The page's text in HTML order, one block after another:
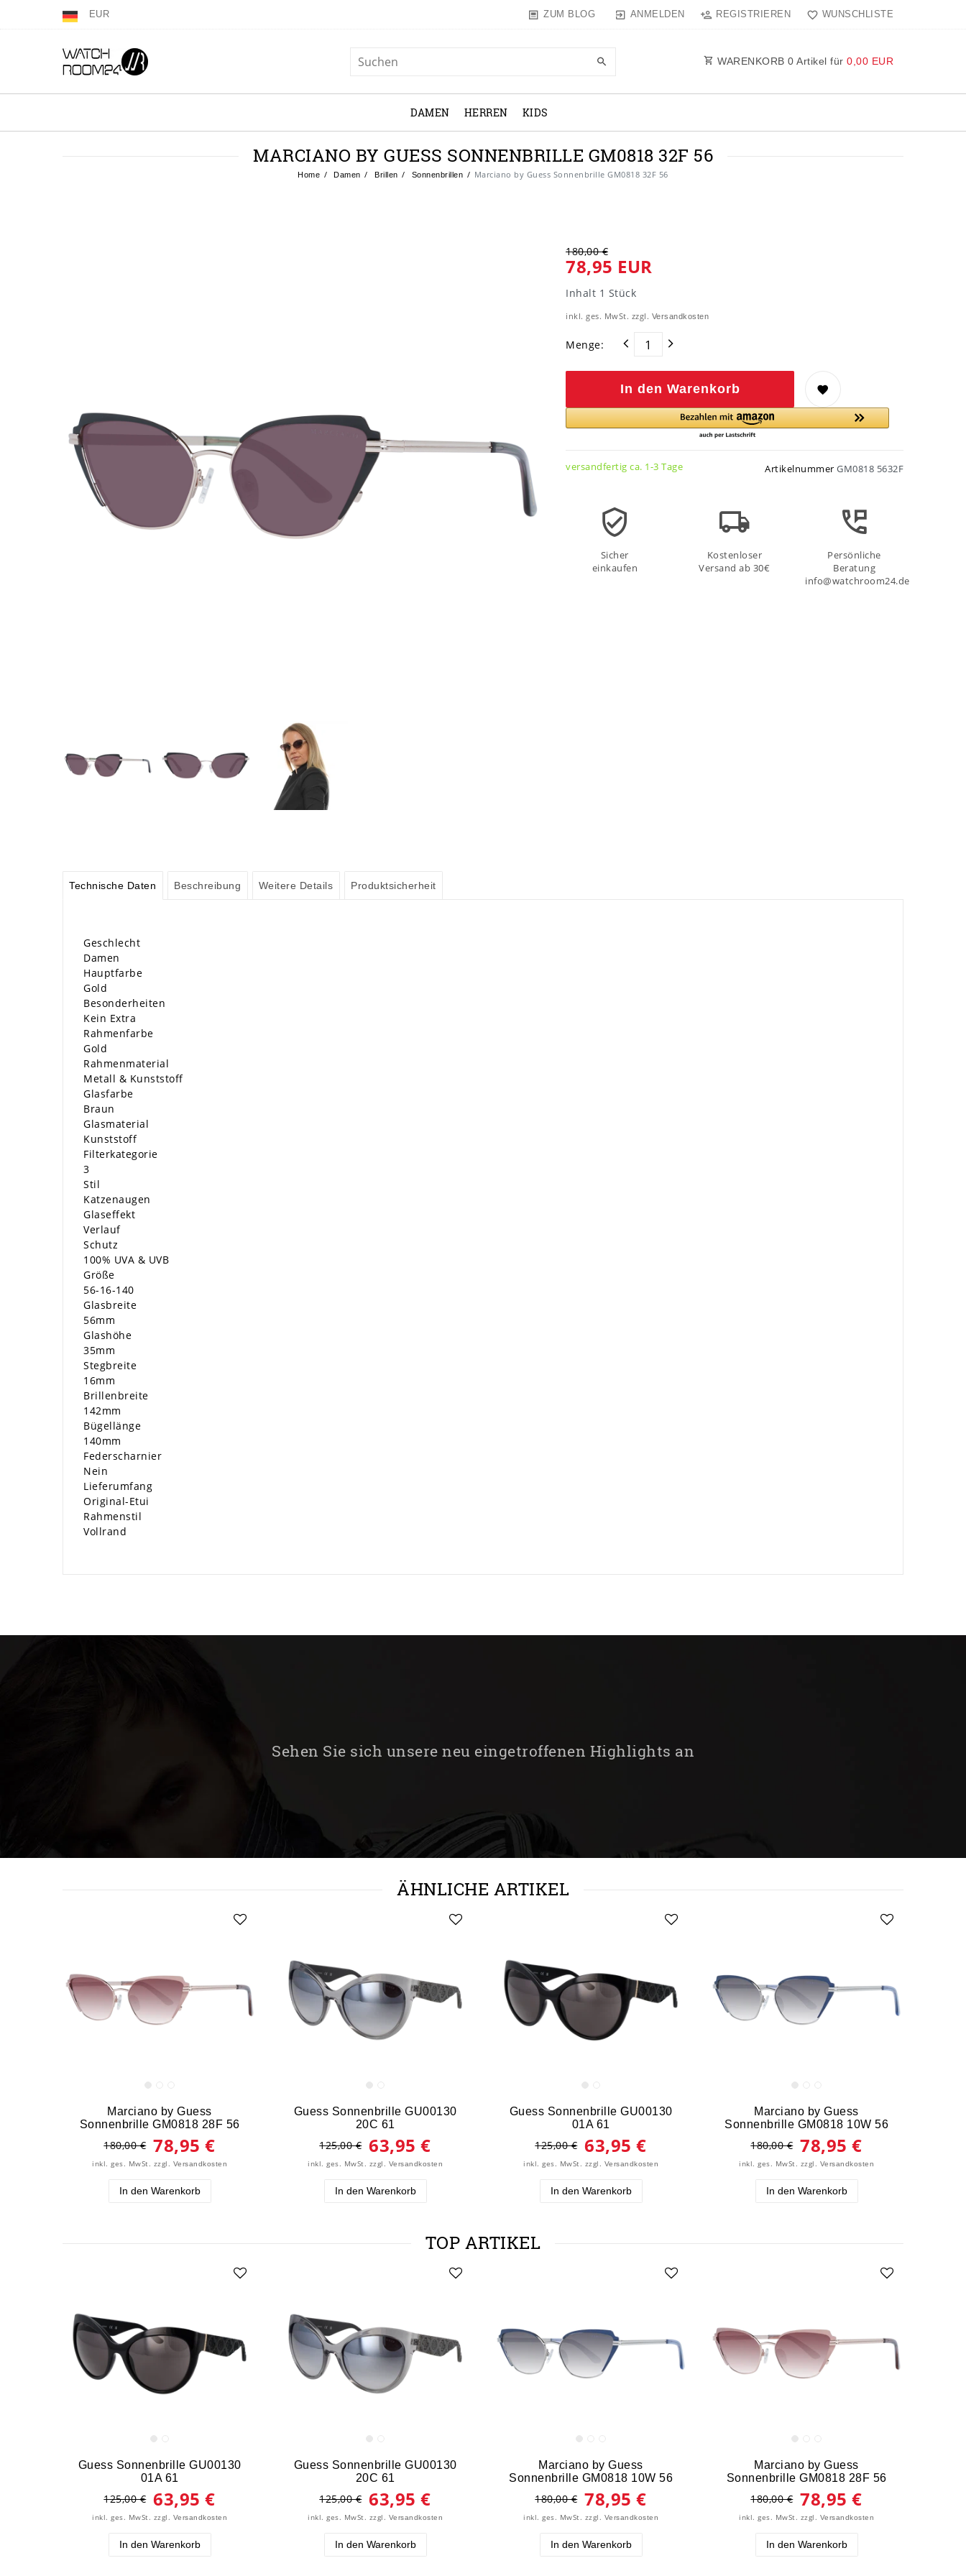
EUR ZUM BLOG ANMELDEN REGISTRIEREN WUNSCHLISTE
WARENKORB 0 Artikel für 0,00 EUR
DAMEN HERREN KIDS
MARCIANO BY GUESS SONNENBRILLE GM0818 32F 56
Home Damen Brillen Sonnenbrillen Marciano by Guess Sonnenbrille GM0818 32F 56
180,00 €
78,95 EUR
Inhalt 1 Stück
inkl. ges. MwSt. zzgl. Versandkosten
Menge:
In den Warenkorb
versandfertig ca. 1-3 Tage Artikelnummer GM0818 5632F
Sicher
einkaufen
Kostenloser
Versand ab 30€
Persönliche
Beratung
info@watchroom24.de
Technische Daten Beschreibung Weitere Details Produktsicherheit
Geschlecht
Damen
Hauptfarbe
Gold
Besonderheiten
Kein Extra
Rahmenfarbe
Gold
Rahmenmaterial
Metall & Kunststoff
Glasfarbe
Braun
Glasmaterial
Kunststoff
Filterkategorie
3
Stil
Katzenaugen
Glaseffekt
Verlauf
Schutz
100% UVA & UVB
Größe
56-16-140
Glasbreite
56mm
Glashöhe
35mm
Stegbreite
16mm
Brillenbreite
142mm
Bügellänge
140mm
Federscharnier
Nein
Lieferumfang
Original-Etui
Rahmenstil
Vollrand
Sehen Sie sich unsere neu eingetroffenen Highlights an
ÄHNLICHE ARTIKEL
Marciano by Guess
Sonnenbrille GM0818 28F 56
180,00 € 78,95 €
inkl. ges. MwSt. zzgl. Versandkosten
In den Warenkorb
Guess Sonnenbrille GU00130
20C 61
125,00 € 63,95 €
inkl. ges. MwSt. zzgl. Versandkosten
In den Warenkorb
Guess Sonnenbrille GU00130
01A 61
125,00 € 63,95 €
inkl. ges. MwSt. zzgl. Versandkosten
In den Warenkorb
Marciano by Guess
Sonnenbrille GM0818 10W 56
180,00 € 78,95 €
inkl. ges. MwSt. zzgl. Versandkosten
In den Warenkorb
TOP ARTIKEL
Guess Sonnenbrille GU00130
01A 61
125,00 € 63,95 €
inkl. ges. MwSt. zzgl. Versandkosten
In den Warenkorb
Guess Sonnenbrille GU00130
20C 61
125,00 € 63,95 €
inkl. ges. MwSt. zzgl. Versandkosten
In den Warenkorb
Marciano by Guess
Sonnenbrille GM0818 10W 56
180,00 € 78,95 €
inkl. ges. MwSt. zzgl. Versandkosten
In den Warenkorb
Marciano by Guess
Sonnenbrille GM0818 28F 56
180,00 € 78,95 €
inkl. ges. MwSt. zzgl. Versandkosten
In den Warenkorb